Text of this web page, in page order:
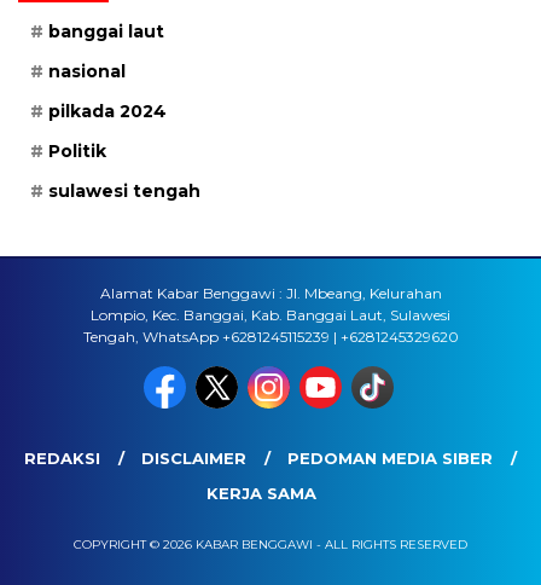
banggai laut
nasional
pilkada 2024
Politik
sulawesi tengah
Alamat Kabar Benggawi : Jl. Mbeang, Kelurahan
Lompio, Kec. Banggai, Kab. Banggai Laut, Sulawesi
Tengah, WhatsApp +6281245115239 | +6281245329620
REDAKSI DISCLAIMER
PEDOMAN MEDIA SIBER
KERJA SAMA
COPYRIGHT © 2026 KABAR BENGGAWI - ALL RIGHTS RESERVED